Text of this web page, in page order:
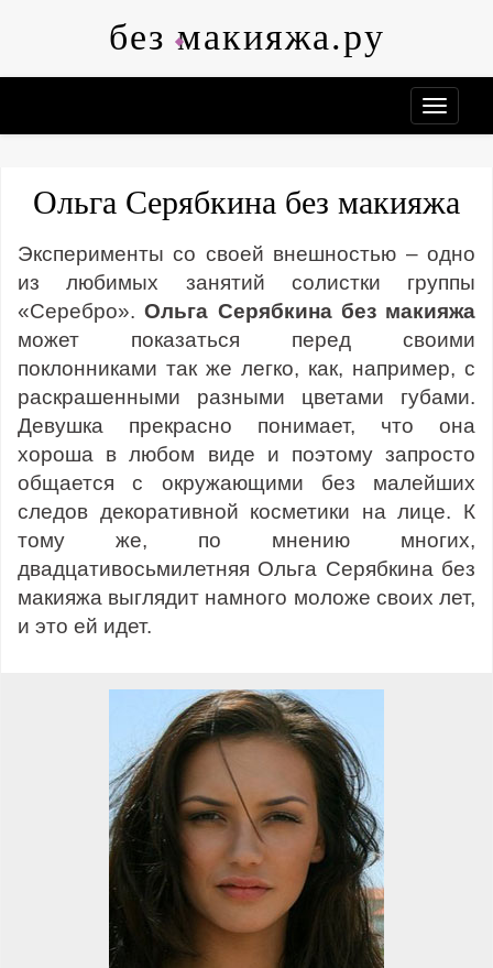
без макияжа.ру
Ольга Серябкина без макияжа
Эксперименты со своей внешностью – одно
из любимых занятий солистки группы
«Серебро».Ольга Серябкина без макияжа
может показаться перед своими
поклонниками так же легко, как, например, с
раскрашенными разными цветами губами.
Девушка прекрасно понимает, что она
хороша в любом виде и поэтому запросто
общается с окружающими без малейших
следов декоративной косметики на лице. К
тому же, по мнению многих,
двадцативосьмилетняя Ольга Серябкина без
макияжа выглядит намного моложе своих лет,
и это ей идет.